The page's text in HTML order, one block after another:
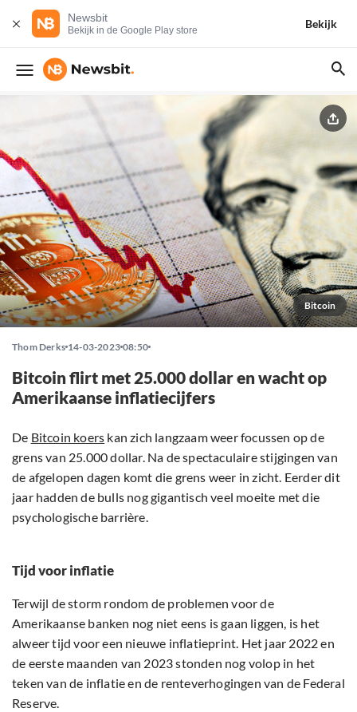
Newsbit
Bekijk in de Google Play store
Bekijk
Bitcoin
Thom Derks 14-03-2023 08:50
Bitcoin flirt met 25.000 dollar en wacht op
Amerikaanse inflatiecijfers
De Bitcoin koers kan zich langzaam weer focussen op de
grens van 25.000 dollar. Na de spectaculaire stijgingen van
de afgelopen dagen komt die grens weer in zicht. Eerder dit
jaar hadden de bulls nog gigantisch veel moeite met die
psychologische barrière.
Tijd voor inflatie
Terwijl de storm rondom de problemen voor de
Amerikaanse banken nog niet eens is gaan liggen, is het
alweer tijd voor een nieuwe inflatieprint. Het jaar 2022 en
de eerste maanden van 2023 stonden nog volop in het
teken van de inflatie en de renteverhogingen van de Federal
Reserve.